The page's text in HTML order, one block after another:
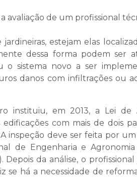
avaliação de um profissional
estejam elas
dessa forma podem ser
o sistema novo a ser
danos com infiltrações ou
instituiu, em 2013, a Lei de
edificações com mais de dois
A inspeção deve ser feita por
de Engenharia e
Depois da análise, o
se há a necessidade de